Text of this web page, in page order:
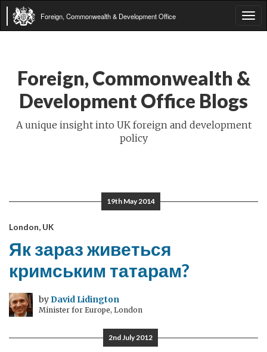
Foreign, Commonwealth & Development Office
Foreign, Commonwealth &
Development Office Blogs
A unique insight into UK foreign and development
policy
19th May 2014
London, UK
Як зараз живеться
кримським татарам?
byDavid Lidington
Minister for Europe, London
2nd July 2012